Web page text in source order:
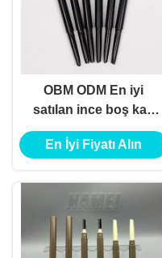
OBM ODM En iyi
satılan ince boş kaş
kalemi Konteyner
ince boş kaş kalemi
En İyi Fiyatı Alın